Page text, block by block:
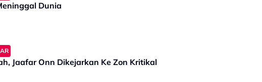
Dunia
Jaafar Onn Dikejarkan Ke Zon Kritikal